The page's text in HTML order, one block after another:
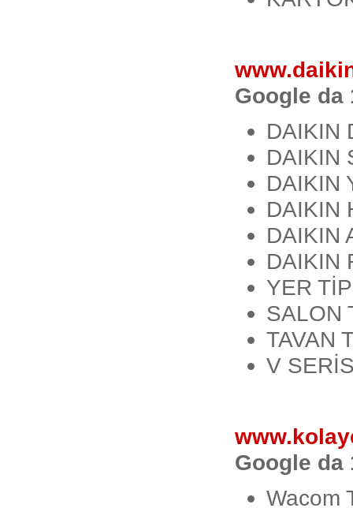
Google da
DAIKIN
DAIKIN
DAIKIN
DAIKIN
DAIKIN
DAIKIN
YER
SALON
TAVAN
V
Google da
Wacom